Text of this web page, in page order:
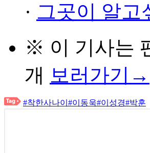
· 그곳이 알
※ 이 기사는
개 보러가기→
#착한사나이 #이동욱#이성경#박훈